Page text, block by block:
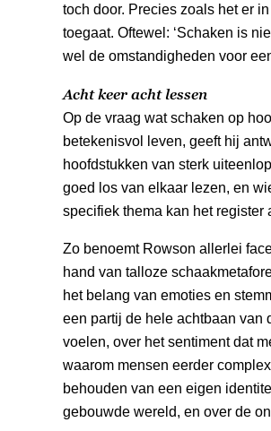
toch door. Precies zoals het er
toegaat. Oftewel: ‘Schaken is
wel de omstandigheden voor
Acht keer acht lessen
Op de vraag wat schaken op
betekenisvol leven, geeft hij
hoofdstukken van sterk
goed los van elkaar lezen, en
specifiek thema kan het register
Zo benoemt Rowson allerlei
hand van talloze
het belang van emoties en
een partij de hele achtbaan van
voelen, over het sentiment dat
waarom mensen eerder
behouden van een eigen
gebouwde wereld, en over de